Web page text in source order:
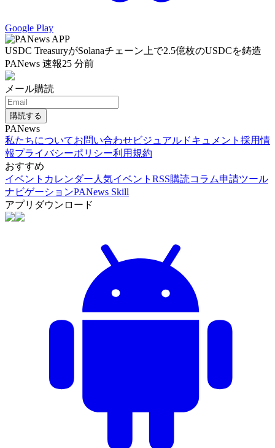
Google Play
USDC TreasuryがSolanaチェーン上で2.5億枚のUSDCを鋳造
PANews 速報25 分前
メール購読
購読する
PANews
私たちについてお問い合わせビジュアルドキュメント 採用情
報プライバシーポリシー利用規約
おすすめ
イベントカレンダー人気イベント RSS購読コラム申請ツール
ナビゲーションPANews Skill
アプリダウンロード